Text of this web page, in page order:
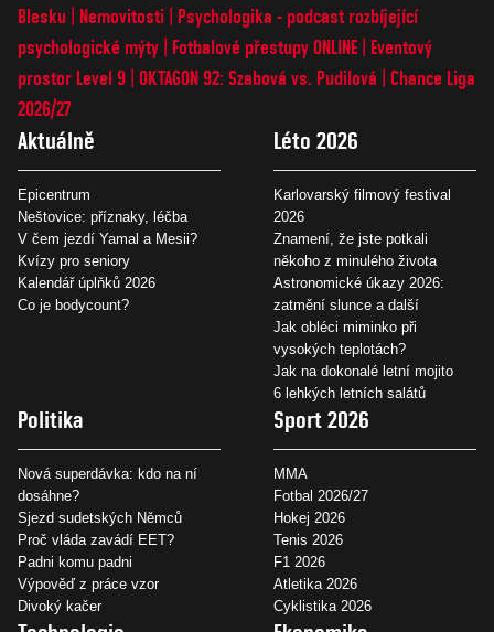
Blesku
Nemovitosti
Psychologika - podcast rozbíjející
psychologické mýty
Fotbalové přestupy ONLINE
Eventový
prostor Level 9 OKTAGON 92: Szabová vs. Pudilová
Chance Liga
2026/27
Aktuálně
Epicentrum
Neštovice: příznaky, léčba
V čem jezdí Yamal a Mesii?
Kvízy pro seniory
Kalendář úplňků 2026
Co je bodycount?
Léto 2026
Karlovarský filmový festival
2026
Znamení, že jste potkali
někoho z minulého života
Astronomické úkazy 2026:
zatmění slunce a další
Jak obléci miminko při
vysokých teplotách?
Jak na dokonalé letní mojito
6 lehkých letních salátů
Politika
Nová superdávka: kdo na ní
dosáhne?
Sjezd sudetských Němců
Proč vláda zavádí EET?
Padni komu padni
Výpověď z práce vzor
Divoký kačer
Sport 2026
MMA
Fotbal 2026/27
Hokej 2026
Tenis 2026
F1 2026
Atletika 2026
Cyklistika 2026